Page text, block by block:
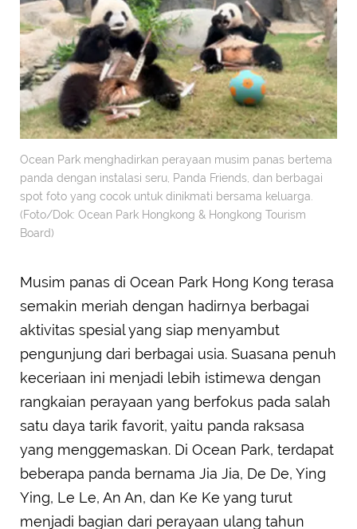
Ocean Park menghadirkan perayaan musim panas bertema
panda dengan instalasi seru, Panda Friends, dan berbagai
spot foto yang cocok untuk dinikmati bersama keluarga.
(Foto/Dok: Ocean Park Hongkong & Hongkong Tourism
Board)
Musim panas di Ocean Park Hong Kong terasa
semakin meriah dengan hadirnya berbagai
aktivitas spesial yang siap menyambut
pengunjung dari berbagai usia. Suasana penuh
keceriaan ini menjadi lebih istimewa dengan
rangkaian perayaan yang berfokus pada salah
satu daya tarik favorit, yaitu panda raksasa
yang menggemaskan. Di Ocean Park, terdapat
beberapa panda bernama Jia Jia, De De, Ying
Ying, Le Le, An An, dan Ke Ke yang turut
menjadi bagian dari perayaan ulang tahun